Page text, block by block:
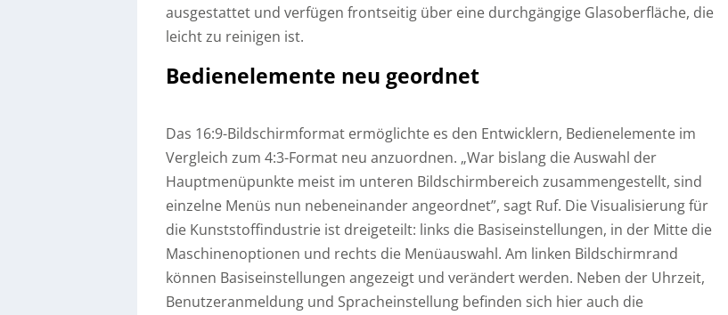
ausgestattet und verfügen frontseitig über eine durchgängige Glasoberfläche, die
leicht zu reinigen ist.
Bedienelemente neu geordnet
Das 16:9-Bildschirmformat ermöglichte es den Entwicklern, Bedienelemente im
Vergleich zum 4:3-Format neu anzuordnen. „War bislang die Auswahl der
Hauptmenüpunkte meist im unteren Bildschirmbereich zusammengestellt, sind
einzelne Menüs nun nebeneinander angeordnet”, sagt Ruf. Die Visualisierung für
die Kunststoffindustrie ist dreigeteilt: links die Basiseinstellungen, in der Mitte die
Maschinenoptionen und rechts die Menüauswahl. Am linken Bildschirmrand
können Basiseinstellungen angezeigt und verändert werden. Neben der Uhrzeit,
Benutzeranmeldung und Spracheinstellung befinden sich hier auch die